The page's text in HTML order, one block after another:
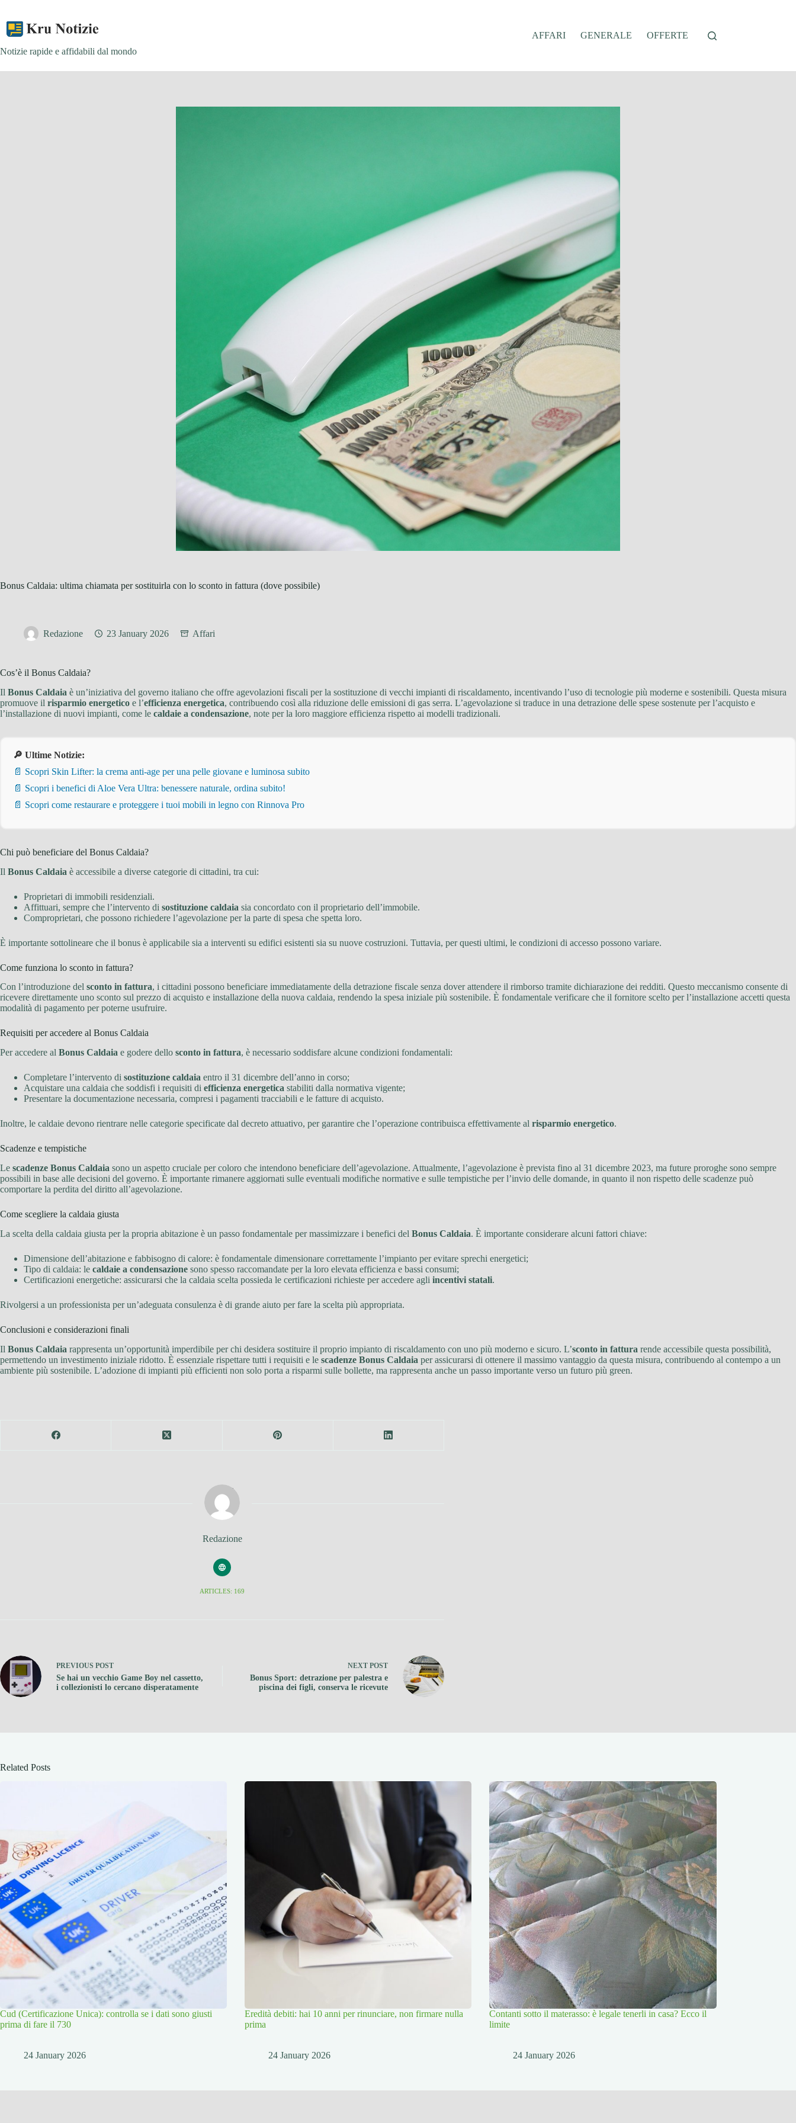
content
Notizie rapide e affidabili dal mondo
AFFARI GENERALE OFFERTE
Bonus Caldaia: ultima chiamata per sostituirla con lo sconto in fattura (dove possibile)
Redazione 23 January 2026 Affari
Cos’è il Bonus Caldaia?
Il Bonus Caldaia è un’iniziativa del governo italiano che offre agevolazioni fiscali per la sostituzione di vecchi impianti di riscaldamento, incentivando l’uso di tecnologie più moderne e sostenibili. Questa misura
promuove il risparmio energetico e l’efficienza energetica, contribuendo così alla riduzione delle emissioni di gas serra. L’agevolazione si traduce in una detrazione delle spese sostenute per l’acquisto e
l’installazione di nuovi impianti, come le caldaie a condensazione, note per la loro maggiore efficienza rispetto ai modelli tradizionali.
🔎 Ultime Notizie:
📄 Scopri Skin Lifter: la crema anti-age per una pelle giovane e luminosa subito
📄 Scopri i benefici di Aloe Vera Ultra: benessere naturale, ordina subito!
📄 Scopri come restaurare e proteggere i tuoi mobili in legno con Rinnova Pro
Chi può beneficiare del Bonus Caldaia?
Il Bonus Caldaia è accessibile a diverse categorie di cittadini, tra cui:
Proprietari di immobili residenziali.
Affittuari, sempre che l’intervento di sostituzione caldaia sia concordato con il proprietario dell’immobile.
Comproprietari, che possono richiedere l’agevolazione per la parte di spesa che spetta loro.
È importante sottolineare che il bonus è applicabile sia a interventi su edifici esistenti sia su nuove costruzioni. Tuttavia, per questi ultimi, le condizioni di accesso possono variare.
Come funziona lo sconto in fattura?
Con l’introduzione del sconto in fattura, i cittadini possono beneficiare immediatamente della detrazione fiscale senza dover attendere il rimborso tramite dichiarazione dei redditi. Questo meccanismo consente di
ricevere direttamente uno sconto sul prezzo di acquisto e installazione della nuova caldaia, rendendo la spesa iniziale più sostenibile. È fondamentale verificare che il fornitore scelto per l’installazione accetti questa
modalità di pagamento per poterne usufruire.
Requisiti per accedere al Bonus Caldaia
Per accedere al Bonus Caldaia e godere dello sconto in fattura, è necessario soddisfare alcune condizioni fondamentali:
Completare l’intervento di sostituzione caldaia entro il 31 dicembre dell’anno in corso;
Acquistare una caldaia che soddisfi i requisiti di efficienza energetica stabiliti dalla normativa vigente;
Presentare la documentazione necessaria, compresi i pagamenti tracciabili e le fatture di acquisto.
Inoltre, le caldaie devono rientrare nelle categorie specificate dal decreto attuativo, per garantire che l’operazione contribuisca effettivamente al risparmio energetico.
Scadenze e tempistiche
Le scadenze Bonus Caldaia sono un aspetto cruciale per coloro che intendono beneficiare dell’agevolazione. Attualmente, l’agevolazione è prevista fino al 31 dicembre 2023, ma future proroghe sono sempre
possibili in base alle decisioni del governo. È importante rimanere aggiornati sulle eventuali modifiche normative e sulle tempistiche per l’invio delle domande, in quanto il non rispetto delle scadenze può
comportare la perdita del diritto all’agevolazione.
Come scegliere la caldaia giusta
La scelta della caldaia giusta per la propria abitazione è un passo fondamentale per massimizzare i benefici del Bonus Caldaia. È importante considerare alcuni fattori chiave:
Dimensione dell’abitazione e fabbisogno di calore: è fondamentale dimensionare correttamente l’impianto per evitare sprechi energetici;
Tipo di caldaia: le caldaie a condensazione sono spesso raccomandate per la loro elevata efficienza e bassi consumi;
Certificazioni energetiche: assicurarsi che la caldaia scelta possieda le certificazioni richieste per accedere agli incentivi statali.
Rivolgersi a un professionista per un’adeguata consulenza è di grande aiuto per fare la scelta più appropriata.
Conclusioni e considerazioni finali
Il Bonus Caldaia rappresenta un’opportunità imperdibile per chi desidera sostituire il proprio impianto di riscaldamento con uno più moderno e sicuro. L’sconto in fattura rende accessibile questa possibilità,
permettendo un investimento iniziale ridotto. È essenziale rispettare tutti i requisiti e le scadenze Bonus Caldaia per assicurarsi di ottenere il massimo vantaggio da questa misura, contribuendo al contempo a un
ambiente più sostenibile. L’adozione di impianti più efficienti non solo porta a risparmi sulle bollette, ma rappresenta anche un passo importante verso un futuro più green.
Redazione
ARTICLES: 169
PREVIOUS POST
Se hai un vecchio Game Boy nel cassetto,
i collezionisti lo cercano disperatamente
NEXT POST
Bonus Sport: detrazione per palestra e
piscina dei figli, conserva le ricevute
Related Posts
Cud (Certificazione Unica): controlla se i dati sono giusti
prima di fare il 730
24 January 2026
Eredità debiti: hai 10 anni per rinunciare, non firmare nulla
prima
24 January 2026
Contanti sotto il materasso: è legale tenerli in casa? Ecco il
limite
24 January 2026